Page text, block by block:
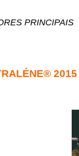
PRINCIPAIS
2015